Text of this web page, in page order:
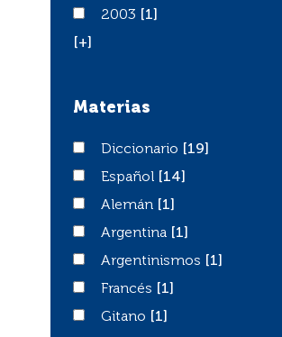
20032003
[1]
[+]
Materias
Diccionario
Diccionario
[19]
EspañolEspañol
[14]
AlemánAlemán
[1]
Argentina
Argentina
[1]
Argentinismos
Argentinismos
[1]
FrancésFrancés
[1]
GitanoGitano
[1]